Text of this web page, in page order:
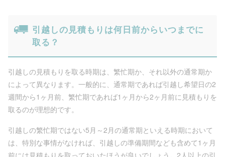
引越しの見積もりは何日前からいつまでに
取る？
引越しの見積もりを取る時期は、繁忙期か、それ以外の通常期か
によって異なります。一般的に、通常期であれば引越し希望日の2
週間から1ヶ月前、繁忙期であれば1ヶ月から2ヶ月前に見積もりを
取るのが理想的です。
引越しの繁忙期ではない5月～2月の通常期といえる時期において
は、特別な事情がなければ、引越しの準備期間なども含めて1ヶ月